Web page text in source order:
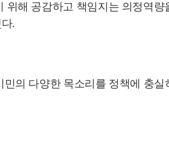
해 공감하고 책임지는 의정역
.
의 다양한 목소리를 정책에 충